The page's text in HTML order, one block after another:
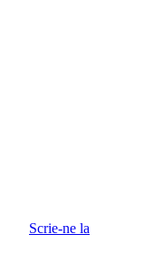
Scrie-ne la